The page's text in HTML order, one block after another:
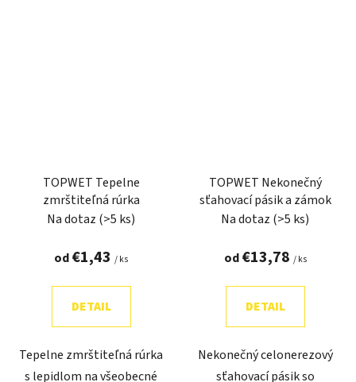
TOPWET Tepelne
zmrštiteľná rúrka
Na dotaz (>5 ks)
od€1,43 / ks
DETAIL
Tepelne zmrštiteľná rúrka
s lepidlom na všeobecné
TOPWET Nekonečný
sťahovací pásik a zámok
Na dotaz (>5 ks)
od€13,78 / ks
DETAIL
Nekonečný celonerezový
sťahovací pásik so